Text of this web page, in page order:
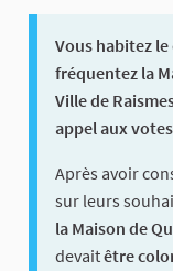
Vous habitez
fréquentez la
Ville de
appel aux
Après avoir
sur leurs
la Maison de
devaitêtre